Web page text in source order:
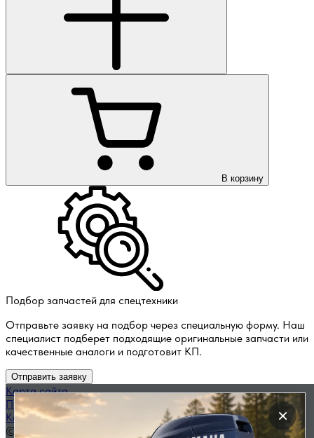
В корзину
Подбор запчастей для спецтехники
Отправьте заявку на подбор через специальную форму. Наш
специалист подберет подходящие оригинальные запчасти или
качественные аналоги и подготовит КП.
Отправить заявку
×
Карта сайта
Политика конфиденциальности
Каталог запчастей по названию
© 2014 — 2026 ООО «ВЭД»